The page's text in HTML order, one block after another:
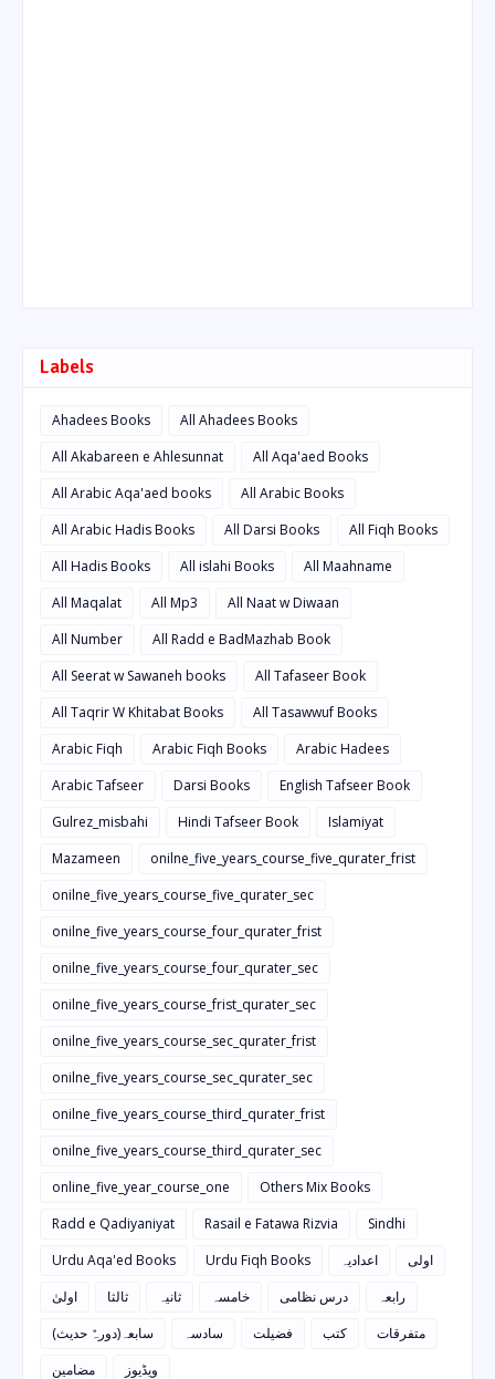
Labels
Ahadees Books
All Ahadees Books
All Akabareen e Ahlesunnat
All Aqa'aed Books
All Arabic Aqa'aed books
All Arabic Books
All Arabic Hadis Books
All Darsi Books
All Fiqh Books
All Hadis Books
All islahi Books
All Maahname
All Maqalat
All Mp3
All Naat w Diwaan
All Number
All Radd e BadMazhab Book
All Seerat w Sawaneh books
All Tafaseer Book
All Taqrir W Khitabat Books
All Tasawwuf Books
Arabic Fiqh
Arabic Fiqh Books
Arabic Hadees
Arabic Tafseer
Darsi Books
English Tafseer Book
Gulrez_misbahi
Hindi Tafseer Book
Islamiyat
Mazameen
onilne_five_years_course_five_qurater_frist
onilne_five_years_course_five_qurater_sec
onilne_five_years_course_four_qurater_frist
onilne_five_years_course_four_qurater_sec
onilne_five_years_course_frist_qurater_sec
onilne_five_years_course_sec_qurater_frist
onilne_five_years_course_sec_qurater_sec
onilne_five_years_course_third_qurater_frist
onilne_five_years_course_third_qurater_sec
online_five_year_course_one
Others Mix Books
Radd e Qadiyaniyat
Rasail e Fatawa Rizvia
Sindhi
Urdu Aqa'ed Books
Urdu Fiqh Books اعدادیہ
اولی
اولیٰ
ثالثا ثانیہ خامسہ درس نظامی
رابعہ
سابعہ(دورہٌ حدیث)
سادسہ فضیلت کتب
متفرقات
مضامین
ویڈیوز